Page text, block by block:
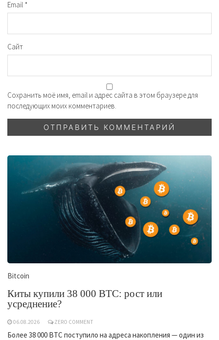
Email *
Сайт
Сохранить моё имя, email и адрес сайта в этом браузере для
последующих моих комментариев.
Bitcoin
Киты купили 38 000 BTC: рост или
усреднение?
06.08.2026 ZERO COMMENT
Более 38 000 BTC поступило на адреса накопления — один из